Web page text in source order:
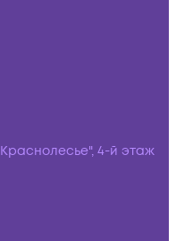
4-й этаж